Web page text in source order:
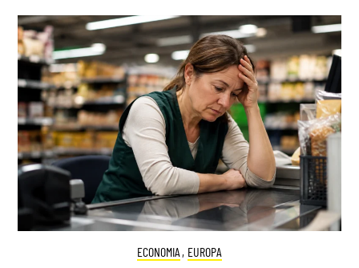
ECONOMIA , EUROPA